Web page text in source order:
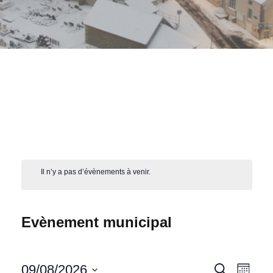
Il n’y a pas d’évènements à venir.
Evènement municipal
Recherche
09/08/2026